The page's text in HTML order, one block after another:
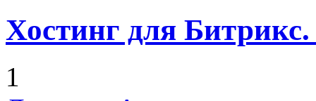
Хостинг для
1